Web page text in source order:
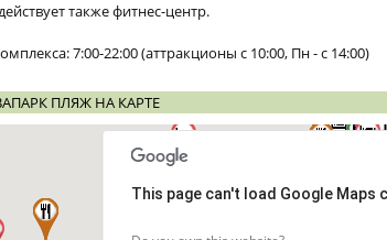
также фитнес-центр.
7:00-22:00 (аттракционы с 10:00, Пн - с 14:00)
ПЛЯЖ НА КАРТЕ
This page can't load Google Maps